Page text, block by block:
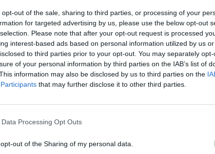
opt-out of the sale, sharing to third parties, or processing of your
for targeted advertising by us, please use the below opt-out
Please note that after your opt-out request is processed
interest-based ads based on personal information utilized by us
to third parties prior to your opt-out. You may separately
of your personal information by third parties on the IAB’s list of
information may also be disclosed by us to third parties on the
that may further disclose it to other third parties.
Data Processing Opt Outs
out of the Sharing of my personal data.